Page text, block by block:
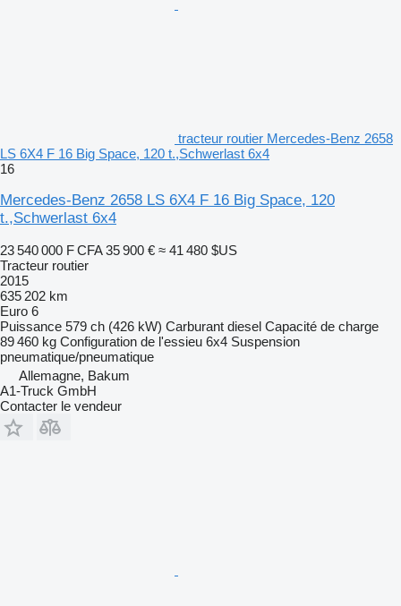
tracteur routier Mercedes-Benz 2658
LS 6X4 F 16 Big Space, 120 t.,Schwerlast 6x4
16
Mercedes-Benz 2658 LS 6X4 F 16 Big Space, 120
t.,Schwerlast 6x4
23 540 000 F CFA 35 900 € ≈ 41 480 $US
Tracteur routier
2015
635 202 km
Euro 6
Puissance 579 ch (426 kW) Carburant diesel Capacité de charge
89 460 kg Configuration de l'essieu 6x4 Suspension
pneumatique/pneumatique
Allemagne, Bakum
A1-Truck GmbH
Contacter le vendeur